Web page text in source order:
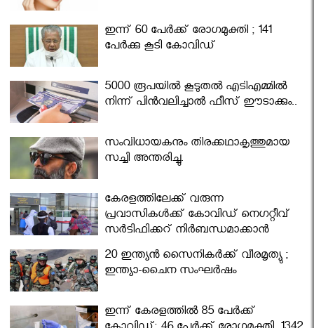
ഇന്ന് 60 പേർക്ക് രോഗമുക്തി ; 141
പേര്‍ക്കു കൂടി കോവിഡ്
5000 രൂപയിൽ കൂടുതൽ എടിഎമ്മിൽ
നിന്ന് പിൻവലിച്ചാൽ ഫീസ് ഈടാക്കും..
സംവിധായകനും തിരക്കഥാകൃത്തുമായ
സച്ചി അന്തരിച്ചു.
കേരളത്തിലേക്ക് വരുന്ന
പ്രവാസികള്‍ക്ക് കോവിഡ് നെഗറ്റീവ്
സര്‍ട്ടിഫിക്കറ്റ് നിർബന്ധമാക്കാൻ
മന്ത്രിസഭ
20 ഇന്ത്യൻ സൈനികർക്ക് വീരമൃത്യു ;
ഇന്ത്യാ-ചൈന സംഘർഷം
ഇന്ന് കേരളത്തിൽ 85 പേർക്ക്